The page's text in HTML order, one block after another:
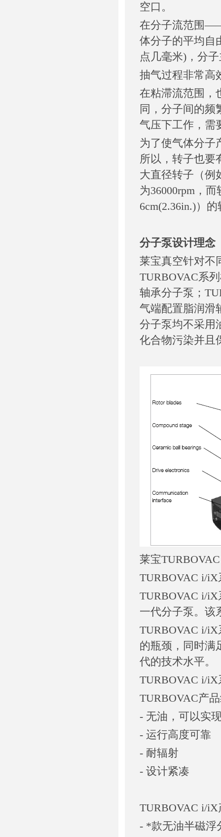
空口。
在分子流范围——
体分子的平均自
点几毫米)，分
抽气过程非常高
在粘滞流范围，
同，分子间的频
气压下工作，需
为了使气体分子
所以，转子也要
大直径转子（例
为36000rpm，
6cm(2.36in.)）
分子泵设计理念
莱宝真空针对不
TURBOVAC系
轴承分子泵；
气端配置脂润滑
分子泵均不采用
化合物污染并且
莱宝
TURBOVAC i/iX
TURBOVAC i/
一代分子泵。该
TURBOVAC i/
的瓶颈，同时满
代的技术水平。
TURBOVAC i/
TURBOVAC产
- 无油，可以实
- 运行高度可靠
- 耐辐射
- 设计紧凑
TURBOVAC i/
- *款无油半磁浮